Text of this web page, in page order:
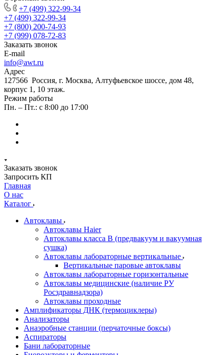
+7 (499) 322-99-34
+7 (499) 322-99-34
+7 (800) 200-74-93
+7 (999) 078-72-83
Заказать звонок
E-mail
info@awt.ru
Адрес
127566 Россия, г. Москва, Алтуфьевское шоссе, дом 48,
корпус 1, 10 этаж.
Режим работы
Пн. – Пт.: с 8:00 до 17:00
Заказать звонок
Запросить КП
Главная
О нас
Каталог
Автоклавы
Автоклавы Haier
Автоклавы класса B (предвакуум и вакуумная
сушка)
Автоклавы лабораторные вертикальные
Вертикальные паровые автоклавы
Автоклавы лабораторные горизонтальные
Автоклавы медицинские (наличие РУ
Росздравнадзора)
Автоклавы проходные
Амплификаторы ДНК (термоциклеры)
Анализаторы
Анаэробные станции (перчаточные боксы)
Аспираторы
Бани лабораторные